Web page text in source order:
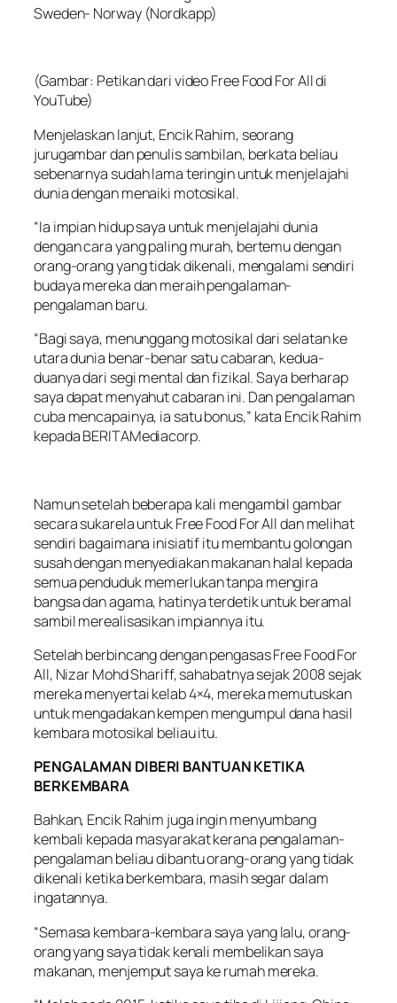
Sweden- Norway (Nordkapp)
(Gambar: Petikan dari video Free Food For All di
YouTube)
Menjelaskan lanjut, Encik Rahim, seorang
jurugambar dan penulis sambilan, berkata beliau
sebenarnya sudah lama teringin untuk menjelajahi
dunia dengan menaiki motosikal.
“Ia impian hidup saya untuk menjelajahi dunia
dengan cara yang paling murah, bertemu dengan
orang-orang yang tidak dikenali, mengalami sendiri
budaya mereka dan meraih pengalaman-
pengalaman baru.
“Bagi saya, menunggang motosikal dari selatan ke
utara dunia benar-benar satu cabaran, kedua-
duanya dari segi mental dan fizikal. Saya berharap
saya dapat menyahut cabaran ini. Dan pengalaman
cuba mencapainya, ia satu bonus,” kata Encik Rahim
kepada BERITAMediacorp.
Namun setelah beberapa kali mengambil gambar
secara sukarela untuk Free Food For All dan melihat
sendiri bagaimana inisiatif itu membantu golongan
susah dengan menyediakan makanan halal kepada
semua penduduk memerlukan tanpa mengira
bangsa dan agama, hatinya terdetik untuk beramal
sambil merealisasikan impiannya itu.
Setelah berbincang dengan pengasas Free Food For
All, Nizar Mohd Shariff, sahabatnya sejak 2008 sejak
mereka menyertai kelab 4×4, mereka memutuskan
untuk mengadakan kempen mengumpul dana hasil
kembara motosikal beliau itu.
PENGALAMAN DIBERI BANTUAN KETIKA
BERKEMBARA
Bahkan, Encik Rahim juga ingin menyumbang
kembali kepada masyarakat kerana pengalaman-
pengalaman beliau dibantu orang-orang yang tidak
dikenali ketika berkembara, masih segar dalam
ingatannya.
“Semasa kembara-kembara saya yang lalu, orang-
orang yang saya tidak kenali membelikan saya
makanan, menjemput saya ke rumah mereka.